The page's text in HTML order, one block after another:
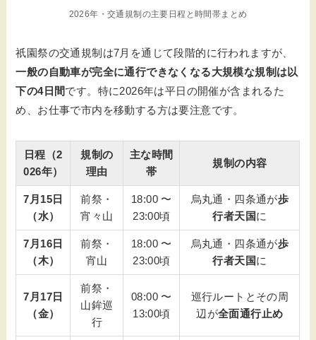
2026年・交通規制の主要日程と時間帯まとめ
祇園祭の交通規制は7月を通じて段階的に行われますが、
一般の自動車が完全に通行できなくなる大規模な規制は以
下の4日間です。特に2026年は平日の開催が含まれるた
め、お仕事で市内を移動する方は要注意です。
日程（2
026年）
規制の
理由
主な時間
帯
規制の内容
7月15日
（水）
前祭・
宵々山
18:00 〜
23:00頃
烏丸通・四条通が歩
行者天国に
7月16日
（木）
前祭・
宵山
18:00 〜
23:00頃
烏丸通・四条通が歩
行者天国に
7月17日
（金）
前祭・
山鉾巡
行
08:00 〜
13:00頃
巡行ルートとその周
辺が全面通行止め